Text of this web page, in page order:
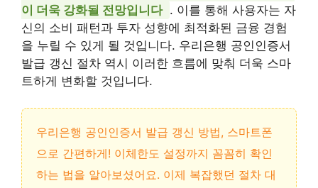
이 더욱 강화될 전망입니다 . 이를 통해 사용자는 자
신의 소비 패턴과 투자 성향에 최적화된 금융 경험
을 누릴 수 있게 될 것입니다. 우리은행 공인인증서
발급 갱신 절차 역시 이러한 흐름에 맞춰 더욱 스마
트하게 변화할 것입니다.
우리은행 공인인증서 발급 갱신 방법, 스마트폰
으로 간편하게! 이체한도 설정까지 꼼꼼히 확인
하는 법을 알아보셨어요. 이제 복잡했던 절차 대